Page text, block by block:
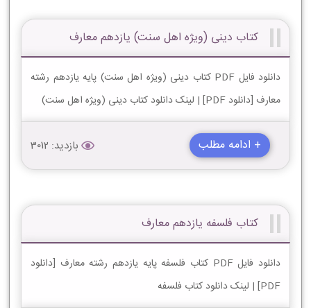
کتاب دینی (ویژه اهل سنت) یازدهم معارف
دانلود فایل PDF کتاب دینی (ویژه اهل سنت) پایه یازدهم رشته
معارف [دانلود PDF] | لینک دانلود کتاب دینی (ویژه اهل سنت)
+ ادامه مطلب بازدید: 3012
کتاب فلسفه یازدهم معارف
دانلود فایل PDF کتاب فلسفه پایه یازدهم رشته معارف [دانلود
PDF] | لینک دانلود کتاب فلسفه